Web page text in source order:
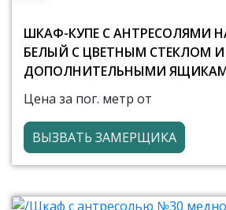
ШКАФ-КУПЕ С АНТРЕСОЛЯМИ
БЕЛЫЙ С ЦВЕТНЫМ СТЕКЛОМ И
ДОПОЛНИТЕЛЬНЫМИ
Цена за пог. метр от
ВЫЗВАТЬ ЗАМЕРЩИКА